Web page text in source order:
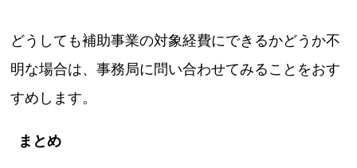
どうしても補助事業の対象経費にできるかどうか不
明な場合は、事務局に問い合わせてみることをおす
すめします。
まとめ